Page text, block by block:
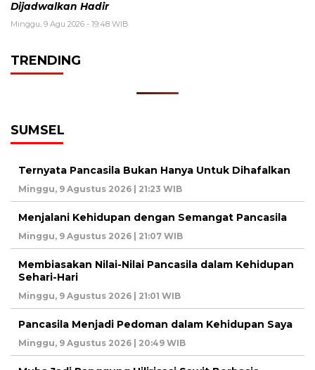
Dijadwalkan Hadir
Minggu, 9 Agu 2026 - 19:48 WIB
TRENDING
SUMSEL
Ternyata Pancasila Bukan Hanya Untuk Dihafalkan
Minggu, 9 Agustus 2026 | 21:23 WIB
Menjalani Kehidupan dengan Semangat Pancasila
Minggu, 9 Agustus 2026 | 21:07 WIB
Membiasakan Nilai-Nilai Pancasila dalam Kehidupan
Sehari-Hari
Minggu, 9 Agustus 2026 | 21:01 WIB
Pancasila Menjadi Pedoman dalam Kehidupan Saya
Minggu, 9 Agustus 2026 | 20:49 WIB